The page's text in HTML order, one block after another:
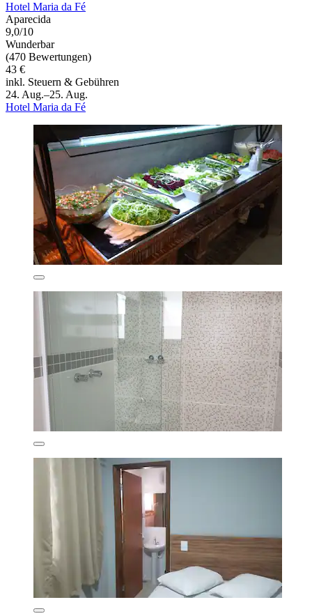
Hotel Maria da Fé
Aparecida
9,0/10
Wunderbar
(470 Bewertungen)
43 €
inkl. Steuern & Gebühren
24. Aug.–25. Aug.
Hotel Maria da Fé